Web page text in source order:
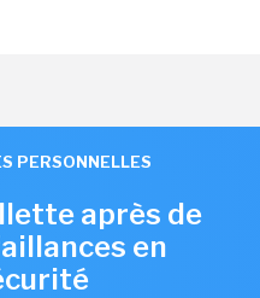
PERSONNELLES
après de
en